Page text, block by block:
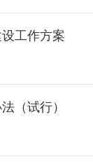
工作方案
（试行）